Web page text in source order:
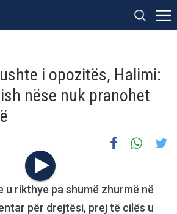
i opozitës, Halimi:
nëse nuk pranohet
u rikthye pa shumë zhurmë në
për drejtësi, prej të cilës u